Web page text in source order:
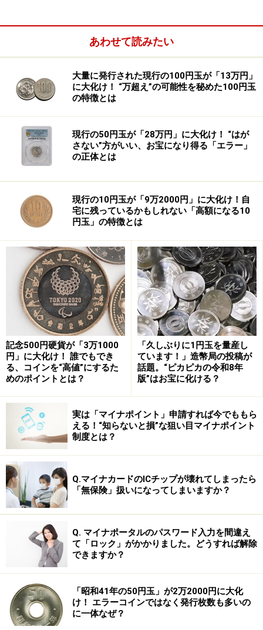
6月に公開された衆参両院の国会議員の昨年1年間の所得
は1人当たり平均2513万円でした。この数字は議員が一
律にもらう「歳費」のほか、自身が行った別の仕事から
の収入を加えたものですが、歳費だけでも年間約2200万
これに対する反応はさまざまです。多すぎるというもの
もあれば、国の舵取りという重要な仕事をしているのだ
からこれくらいもらって当然という意見もありますが、
このままでは漠然としたままです。
そこで少し話の解像度を上げ、報酬の仕組みから見てみ
ましょう。
国会議員の報酬の仕組み
国会議員の報酬（給料）は「歳費」と呼ばれ、月額129
万4000円に期末手当（ボーナスのこと。年に約600万
円）を加え、年間約2200万円が支給されます（衆・参で
若干異なります）。
民間企業であれば大企業の部長クラスに相当しますが、
その代表格が「文通費」こと「文書通信交通滞在費」
あわせて読みたい
大量に発行された現行の100円玉が「13万円」
に大化け！ “万超え”の可能性を秘めた100円玉
の特徴とは
現行の50円玉が「28万円」に大化け！ “はが
さない”方がいい、お宝になり得る「エラー」
の正体とは
現行の10円玉が「9万2000円」に大化け！自
宅に残っているかもしれない「高額になる10
円玉」の特徴とは
記念500円硬貨が「3万1000
円」に大化け！ 誰でもでき
る、コインを“高値”にするた
めのポイントとは？
「久しぶりに1円玉を量産し
ています！」造幣局の投稿が
話題。“ピカピカの令和8年
版”はお宝に化ける？
実は「マイナポイント」申請すれば今でももら
える！“知らないと損”な狙い目マイナポイント
制度とは？
Q.マイナカードのICチップが壊れてしまったら
「無保険」扱いになってしまいますか？
Q. マイナポータルのパスワード入力を間違え
て「ロック」がかかりました。どうすれば解除
できますか？
「昭和41年の50円玉」が2万2000円に大化
け！ エラーコインではなく発行枚数も多いの
に一体なぜ？